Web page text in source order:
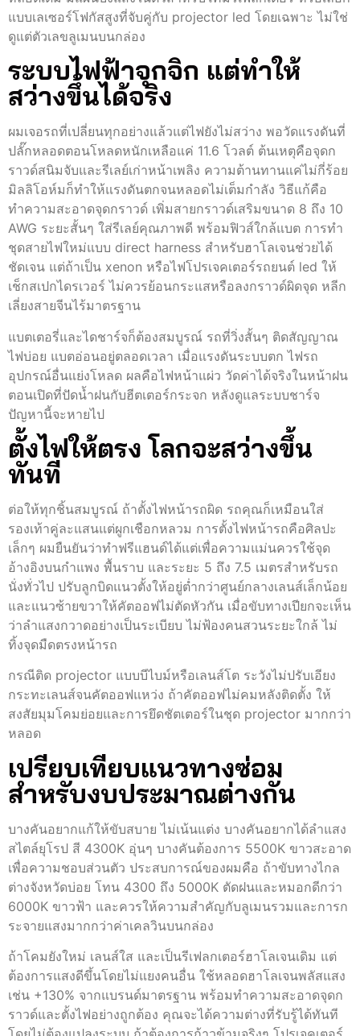
แบบเลเซอร์โฟกัสสูงที่จับคู่กับ projector led โดยเฉพาะ ไม่ใช่
ดูแต่ตัวเลขลูเมนบนกล่อง
ระบบไฟฟ้าจุกจิก แต่ทำให้
สว่างขึ้นได้จริง
ผมเจอรถที่เปลี่ยนทุกอย่างแล้วแต่ไฟยังไม่สว่าง พอวัดแรงดันที่
ปลั๊กหลอดตอนโหลดหนักเหลือแค่ 11.6 โวลต์ ต้นเหตุคือจุดก
ราวด์สนิมจับและรีเลย์เก่าหน้าเพลิง ความต้านทานแค่ไม่กี่ร้อย
มิลลิโอห์มก็ทำให้แรงดันตกจนหลอดไม่เต็มกำลัง วิธีแก้คือ
ทำความสะอาดจุดกราวด์ เพิ่มสายกราวด์เสริมขนาด 8 ถึง 10
AWG ระยะสั้นๆ ใส่รีเลย์คุณภาพดี พร้อมฟิวส์ใกล้แบต การทำ
ชุดสายไฟใหม่แบบ direct harness สำหรับฮาโลเจนช่วยได้
ชัดเจน แต่ถ้าเป็น xenon หรือไฟโปรเจคเตอร์รถยนต์ led ให้
เช็กสเปกไดรเวอร์ ไม่ควรย้อนกระแสหรือลงกราวด์ผิดจุด หลีก
เลี่ยงสายจีนไร้มาตรฐาน
แบตเตอรี่และไดชาร์จก็ต้องสมบูรณ์ รถที่วิ่งสั้นๆ ติดสัญญาณ
ไฟบ่อย แบตอ่อนอยู่ตลอดเวลา เมื่อแรงดันระบบตก ไฟรถ
อุปกรณ์อื่นแย่งโหลด ผลคือไฟหน้าแผ่ว วัดค่าได้จริงในหน้าฝน
ตอนเปิดที่ปัดน้ำฝนกับฮีตเตอร์กระจก หลังดูแลระบบชาร์จ
ปัญหานี้จะหายไป
ตั้งไฟให้ตรง โลกจะสว่างขึ้น
ทันที
ต่อให้ทุกชิ้นสมบูรณ์ ถ้าตั้งไฟหน้ารถผิด รถคุณก็เหมือนใส่
รองเท้าคู่ละแสนแต่ผูกเชือกหลวม การตั้งไฟหน้ารถคือศิลปะ
เล็กๆ ผมยืนยันว่าทำฟรีแฮนด์ได้แต่เพื่อความแม่นควรใช้จุด
อ้างอิงบนกำแพง พื้นราบ และระยะ 5 ถึง 7.5 เมตรสำหรับรถ
นั่งทั่วไป ปรับลูกบิดแนวตั้งให้อยู่ต่ำกว่าศูนย์กลางเลนส์เล็กน้อย
และแนวซ้ายขวาให้คัตออฟไม่ตัดหัวกัน เมื่อขับทางเปียกจะเห็น
ว่าลำแสงกวาดอย่างเป็นระเบียบ ไม่ฟ้องคนสวนระยะใกล้ ไม่
ทิ้งจุดมืดตรงหน้ารถ
กรณีติด projector แบบบีไบม์หรือเลนส์โต ระวังไม่ปรับเอียง
กระทะเลนส์จนคัตออฟแหว่ง ถ้าคัตออฟไม่คมหลังติดตั้ง ให้
สงสัยมุมโคมย่อยและการยึดชัตเตอร์ในชุด projector มากกว่า
หลอด
เปรียบเทียบแนวทางซ่อม
สำหรับงบประมาณต่างกัน
บางคันอยากแก้ให้ขับสบาย ไม่เน้นแต่ง บางคันอยากได้ลำแสง
สไตล์ยุโรป สี 4300K อุ่นๆ บางคันต้องการ 5500K ขาวสะอาด
เพื่อความชอบส่วนตัว ประสบการณ์ของผมคือ ถ้าขับทางไกล
ต่างจังหวัดบ่อย โทน 4300 ถึง 5000K ตัดฝนและหมอกดีกว่า
6000K ขาวฟ้า และควรให้ความสำคัญกับลูเมนรวมและการก
ระจายแสงมากกว่าค่าเคลวินบนกล่อง
ถ้าโคมยังใหม่ เลนส์ใส และเป็นรีเฟลกเตอร์ฮาโลเจนเดิม แต่
ต้องการแสงดีขึ้นโดยไม่แยงคนอื่น ใช้หลอดฮาโลเจนพลัสแสง
เช่น +130% จากแบรนด์มาตรฐาน พร้อมทำความสะอาดจุดก
ราวด์และตั้งไฟอย่างถูกต้อง คุณจะได้ความต่างที่รับรู้ได้ทันที